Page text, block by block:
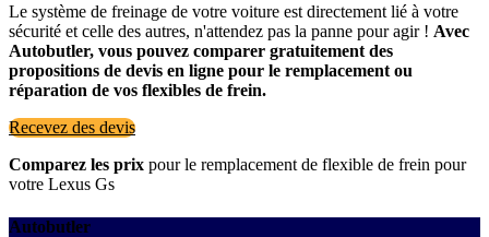
Le système de freinage de votre voiture est directement lié à votre
sécurité et celle des autres, n'attendez pas la panne pour agir ! Avec
Autobutler, vous pouvez comparer gratuitement des
propositions de devis en ligne pour le remplacement ou
réparation de vos flexibles de frein.
Recevez des devis
Comparez les prix pour le remplacement de flexible de frein pour
votre Lexus Gs
Autobutler